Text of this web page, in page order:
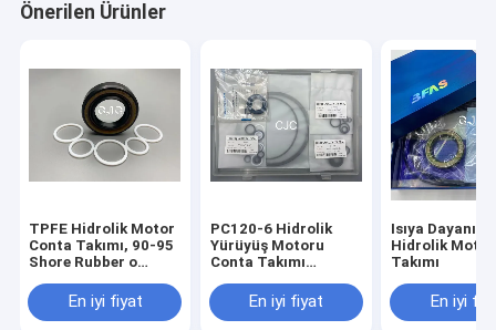
Önerilen Ürünler
TPFE Hidrolik Motor
Conta Takımı, 90-95
Shore Rubber o
En iyi fiyat
PC120-6 Hidrolik
Yürüyüş Motoru
Conta Takımı
Motoru Takımı
En iyi fiyat
Isıya Dayanıklı
Hidrolik
Takımı
En iyi